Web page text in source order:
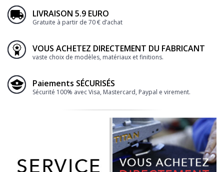
LIVRAISON 5.9 EURO
Gratuite à partir de 70 € d’achat
VOUS ACHETEZ DIRECTEMENT DU FABRICANT
vaste choix de modèles, matériaux et finitions.
Paiements SÉCURISÉS
Sécurité 100% avec Visa, Mastercard, Paypal e virement.